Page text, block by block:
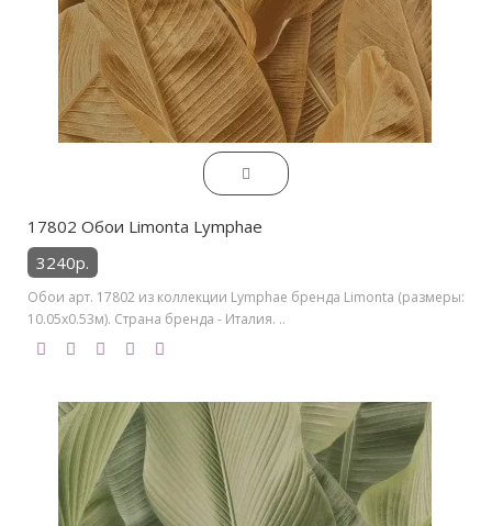
17802 Обои Limonta Lymphae
3240р.
Обои арт. 17802 из коллекции Lymphae бренда Limonta (размеры:
10.05х0.53м). Страна бренда - Италия. ..